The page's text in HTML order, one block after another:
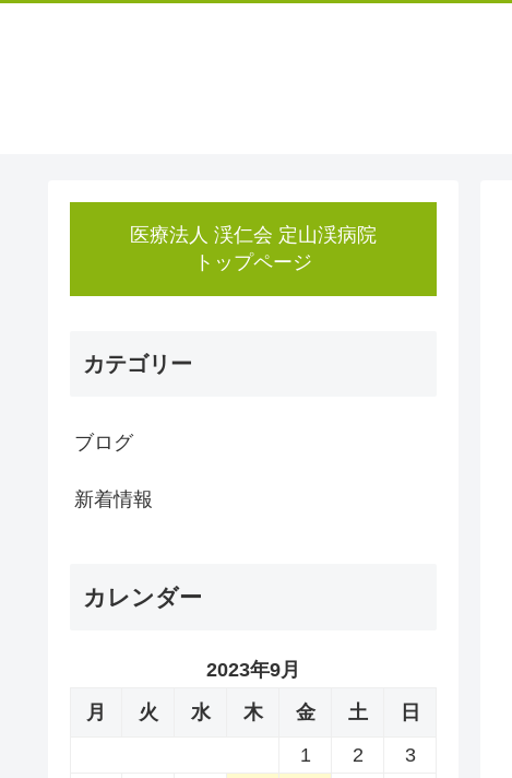
医療法人 渓仁会 定山渓病院
トップページ
カテゴリー
ブログ
新着情報
カレンダー
2023年9月
月
火 水 木 金 土
日
1
2
3